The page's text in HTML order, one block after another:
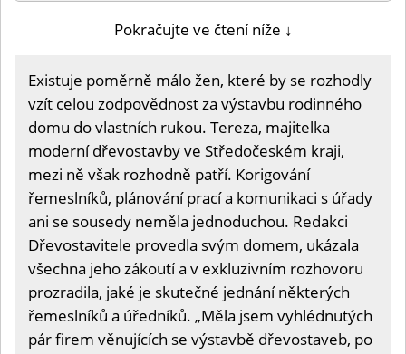
Pokračujte ve čtení níže ↓
Existuje poměrně málo žen, které by se rozhodly
vzít celou zodpovědnost za výstavbu rodinného
domu do vlastních rukou. Tereza, majitelka
moderní dřevostavby ve Středočeském kraji,
mezi ně však rozhodně patří. Korigování
řemeslníků, plánování prací a komunikaci s úřady
ani se sousedy neměla jednoduchou. Redakci
Dřevostavitele provedla svým domem, ukázala
všechna jeho zákoutí a v exkluzivním rozhovoru
prozradila, jaké je skutečné jednání některých
řemeslníků a úředníků. „Měla jsem vyhlédnutých
pár firem věnujících se výstavbě dřevostaveb, po